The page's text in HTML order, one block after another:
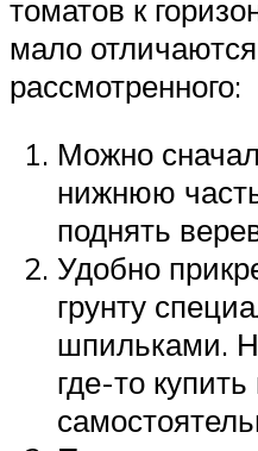
томатов к
мало
рассмотренного:
Можно
нижнюю
поднять
Удобно
грунту
шпильками.
где-то